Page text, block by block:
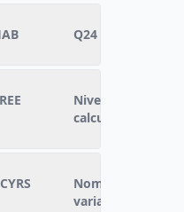
Q24 - Vie maritale
Niveau d'étude
calculée
Nombre
variable calculée